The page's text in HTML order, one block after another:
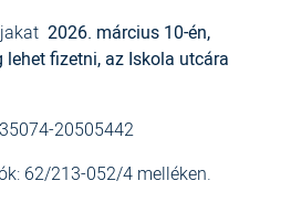
2026. március 10-én,
lehet fizetni, az Iskola utcára
20505442
62/213-052/4 melléken.